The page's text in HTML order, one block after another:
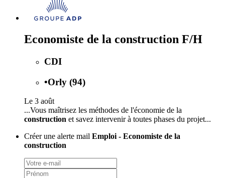
Economiste de la construction F/H
CDI
•Orly (94)
Le 3 août
...Vous maîtrisez les méthodes de l'économie de la
construction et savez intervenir à toutes phases du projet...
Créer une alerte mail Emploi - Economiste de la
construction